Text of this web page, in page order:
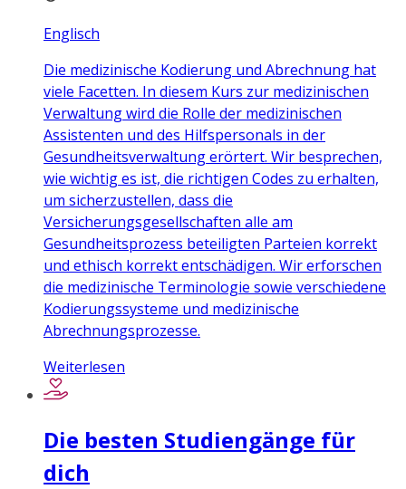
Englisch
Die medizinische Kodierung und Abrechnung hat
viele Facetten. In diesem Kurs zur medizinischen
Verwaltung wird die Rolle der medizinischen
Assistenten und des Hilfspersonals in der
Gesundheitsverwaltung erörtert. Wir besprechen,
wie wichtig es ist, die richtigen Codes zu erhalten,
um sicherzustellen, dass die
Versicherungsgesellschaften alle am
Gesundheitsprozess beteiligten Parteien korrekt
und ethisch korrekt entschädigen. Wir erforschen
die medizinische Terminologie sowie verschiedene
Kodierungssysteme und medizinische
Abrechnungsprozesse.
Weiterlesen
Die besten Studiengänge für
dich